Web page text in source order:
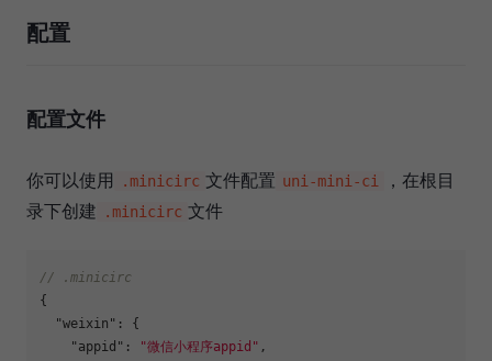
配置
配置文件
你可以使用 .minicirc 文件配置 uni-mini-ci
，在根目
录下创建
.minicirc 文件
// .minicirc
{
"weixin" :
{
"appid" : "微信小程序appid" ,